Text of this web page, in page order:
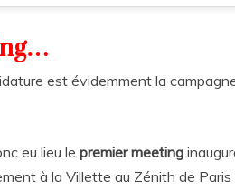
est évidemment la
eu lieu le premier meeting
à la Villette au Zénith de